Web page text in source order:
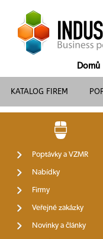
Domů
KATALOG FIREM
Poptávky a VZMR
Nabídky
Firmy
Veřejné zakázky
Novinky a články